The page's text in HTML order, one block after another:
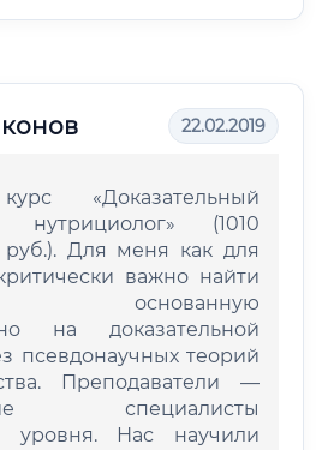
22.02.2019
«Доказательный
нутрициолог» (1010
руб.). Для меня как для
важно найти
основанную
на доказательной
псевдонаучных теорий
Преподаватели —
специалисты
уровня. Нас научили